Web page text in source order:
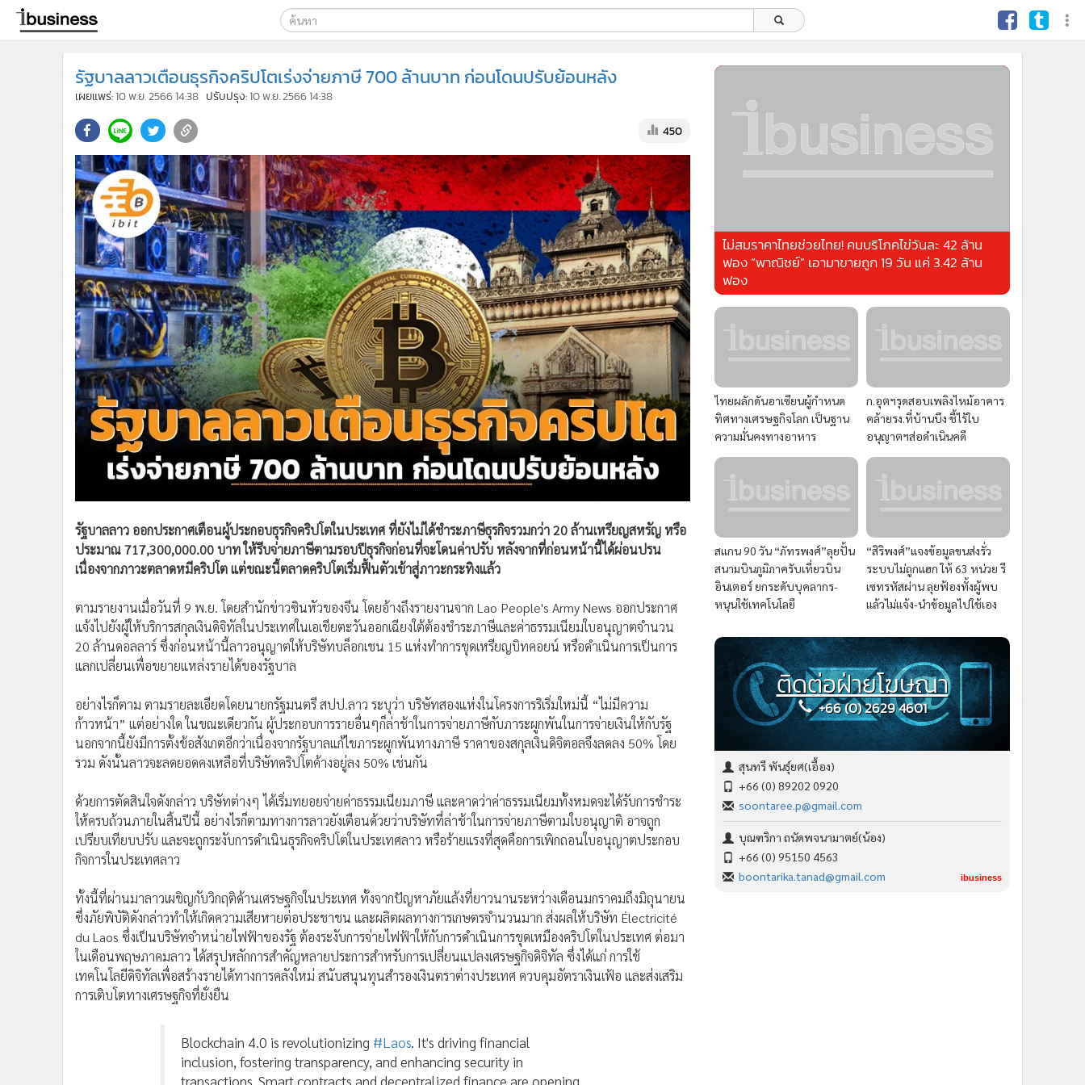
ค้นหา
Google
ค้นหาขั้นสูง
รัฐบาลลาวเตือนธุรกิจคริปโตเร่งจ่ายภาษี 700 ล้านบาท ก่อนโดนปรับย้อนหลัง
เผยแพร่:10 พ.ย. 2566 14:38 ปรับปรุง:10 พ.ย. 2566 14:38
450
รัฐบาลลาว ออกประกาศเตือนผู้ประกอบธุรกิจคริปโตในประเทศ ที่ยังไม่ได้ชำระภาษีธุรกิจรวมกว่า 20 ล้านเหรียญสหรัญ หรือ
ประมาณ 717,300,000.00 บาท ให้รีบจ่ายภาษีตามรอบปีธุรกิจก่อนที่จะโดนค่าปรับ หลังจากที่ก่อนหน้านี้ได้ผ่อนปรน
เนื่องจากภาวะตลาดหมีคริปโต แต่ขณะนี้ตลาดคริปโตเริ่มฟื้นตัวเข้าสู่ภาวะกระทิงแล้ว
ตามรายงานเมื่อวันที่ 9 พ.ย. โดยสำนักข่าวซินหัวของจีน โดยอ้างถึงรายงานจาก Lao People's Army News ออกประกาศ
แจ้งไปยังผู้ให้บริการสกุลเงินดิจิทัลในประเทศในเอเชียตะวันออกเฉียงใต้ต้องชำระภาษีและค่าธรรมเนียมใบอนุญาตจำนวน
20 ล้านดอลลาร์ ซึ่งก่อนหน้านี้ลาวอนุญาตให้บริษัทบล็อกเชน 15 แห่งทำการขุดเหรียญบิทคอยน์ หรือดำเนินการเป็นการ
แลกเปลี่ยนเพื่อขยายแหล่งรายได้ของรัฐบาล
อย่างไรก็ตาม ตามรายละเอียดโดยนายกรัฐมนตรี สปป.ลาว ระบุว่า บริษัทสองแห่งในโครงการริเริ่มใหม่นี้ “ไม่มีความ
ก้าวหน้า” แต่อย่างใด ในขณะเดียวกัน ผู้ประกอบการรายอื่นๆก็ล่าช้าในการจ่ายภาษีกับภาระผูกพันในการจ่ายเงินให้กับรัฐ
นอกจากนี้ยังมีการตั้งข้อสังเกตอีกว่าเนื่องจากรัฐบาลแก้ไขภาระผูกพันทางภาษี ราคาของสกุลเงินดิจิตอลจึงลดลง 50% โดย
รวม ดังนั้นลาวจะลดยอดคงเหลือที่บริษัทคริปโตค้างอยู่ลง 50% เช่นกัน
ด้วยการตัดสินใจดังกล่าว บริษัทต่างๆ ได้เริ่มทยอยจ่ายค่าธรรมเนียมภาษี และคาดว่าค่าธรรมเนียมทั้งหมดจะได้รับการชำระ
ให้ครบถ้วนภายในสิ้นปีนี้ อย่างไรก็ตามทางการลาวยังเตือนด้วยว่าบริษัทที่ล่าช้าในการจ่ายภาษีตามใบอนุญาติ อาจถูก
เปรียบเทียบปรับ และจะถูกระงับการดำเนินธุรกิจคริปโตในประเทศลาว หรือร้ายแรงที่สุดคือการเพิกถอนใบอนุญาตประกอบ
กิจการในประเทศลาว
ทั้งนี้ที่ผ่านมาลาวเผชิญกับวิกฤติด้านเศรษฐกิจในประเทศ ทั้งจากปัญหาภัยแล้งที่ยาวนานระหว่างเดือนมกราคมถึงมิถุนายน
ซึ่งภัยพิบัติดังกล่าวทำให้เกิดความเสียหายต่อประชาชน และผลิตผลทางการเกษตรจำนวนมาก ส่งผลให้บริษัท Électricité
du Laos ซึ่งเป็นบริษัทจำหน่ายไฟฟ้าของรัฐ ต้องระงับการจ่ายไฟฟ้าให้กับการดำเนินการขุดเหมืองคริปโตในประเทศ ต่อมา
ในเดือนพฤษภาคมลาว ได้สรุปหลักการสำคัญหลายประการสำหรับการเปลี่ยนแปลงเศรษฐกิจดิจิทัล ซึ่งได้แก่ การใช้
เทคโนโลยีดิจิทัลเพื่อสร้างรายได้ทางการคลังใหม่ สนับสนุนทุนสำรองเงินตราต่างประเทศ ควบคุมอัตราเงินเฟ้อ และส่งเสริม
การเติบโตทางเศรษฐกิจที่ยั่งยืน
Blockchain 4.0 is revolutionizing #Laos. It's driving financial
inclusion, fostering transparency, and enhancing security in
transactions. Smart contracts and decentralized finance are opening
ไม่สมราคาไทยช่วยไทย! คนบริโภคไข่วันละ 42 ล้าน
ฟอง “พาณิชย์” เอามาขายถูก 19 วัน แค่ 3.42 ล้าน
ฟอง
ไทยผลักดันอาเซียนผู้กำหนด
ทิศทางเศรษฐกิจโลก เป็นฐาน
ความมั่นคงทางอาหาร
ก.อุตฯรุดสอบเพลิงไหม้อาคาร
คล้ายรง.ที่บ้านบึง ชี้ไร้ใบ
อนุญาตฯส่อดำเนินคดี
สแกน 90 วัน “ภัทรพงศ์”ลุยปั้น
สนามบินภูมิภาครับเที่ยวบิน
อินเตอร์ ยกระดับบุคลากร-
หนุนใช้เทคโนโลยี
“สิริพงศ์”แจงข้อมูลขนส่งรั่ว
ระบบไม่ถูกแฮก ให้ 63 หน่วย รี
เซทรหัสผ่าน ลุยฟ้องทั้งผู้พบ
แล้วไม่แจ้ง-นำข้อมูลไปใช้เอง
ติดต่อฝ่ายโฆษณา
+66 (0) 2629 4601
สุนทรี พันธุ์ยศ(เอื้อง)
+66 (0) 89202 0920
soontaree.p@gmail.com
บุณฑริกา ถนัดพจนามาตย์(น้อง)
+66 (0) 95150 4563
boontarika.tanad@gmail.com
ibusiness